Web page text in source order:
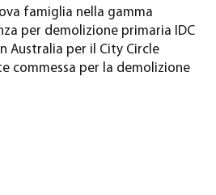
famiglia nella gamma
per demolizione primaria IDC
Australia per il City Circle
commessa per la demolizione